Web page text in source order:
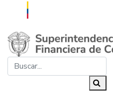
Saltar al contenido principal